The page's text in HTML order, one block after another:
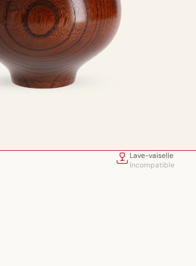
Lave-vaiselle
Incompatible